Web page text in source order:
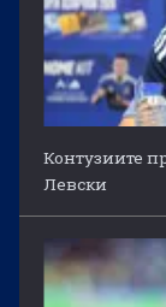
Контузиите
Левски